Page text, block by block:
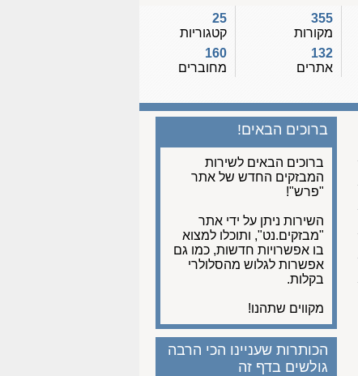
355
מקורות
132
אתרים
25
קטגוריות
160
מחוברים
ברוכים הבאים!
ברוכים הבאים לשירות
המבזקים החדש של אתר
"פרש"!
השירות ניתן על ידי אתר
"מבזקים.נט", ותוכלו למצוא
בו אפשרויות חדשות, כמו גם
אפשרות לגלוש מהסלולרי
בקלות.
מקווים שתהנו!
הכותרות שעניינו הכי הרבה
גולשים בדף זה